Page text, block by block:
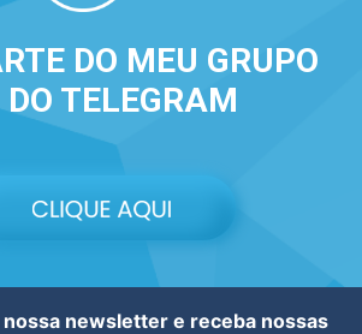
DO MEU GRUPO
TELEGRAM
newsletter e receba nossas